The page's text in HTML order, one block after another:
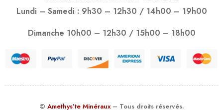
Lundi – Samedi : 9h30 – 12h30 / 14h00 – 19h00
Dimanche 10h00 – 12h30 / 15h00 – 18h00
© Amethys’te Minéraux – Tous droits réservés.